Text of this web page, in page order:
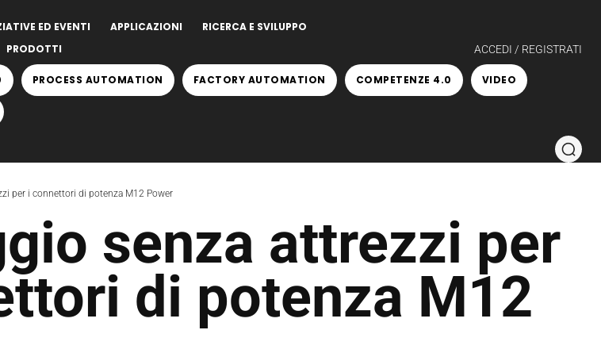
ED EVENTI APPLICAZIONI
RICERCA E SVILUPPO
PRODOTTI ACCEDI / REGISTRATI
PROCESS AUTOMATION FACTORY AUTOMATION COMPETENZE 4.0 VIDEO
per i connettori di potenza M12 Power
senza attrezzi per
di potenza M12